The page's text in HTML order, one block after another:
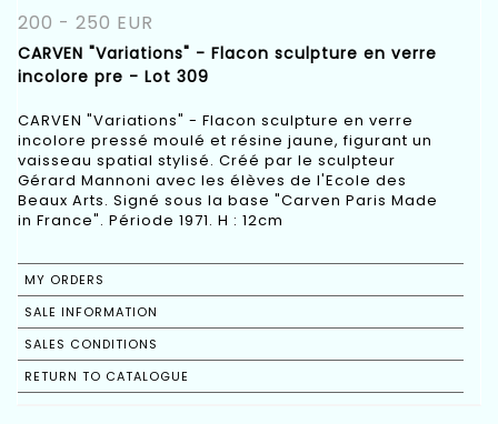
200 - 250 EUR
CARVEN "Variations" - Flacon sculpture en verre
incolore pre - Lot 309
CARVEN "Variations" - Flacon sculpture en verre
incolore pressé moulé et résine jaune, figurant un
vaisseau spatial stylisé. Créé par le sculpteur
Gérard Mannoni avec les élèves de l'Ecole des
Beaux Arts. Signé sous la base "Carven Paris Made
in France". Période 1971. H : 12cm
MY ORDERS
SALE INFORMATION
SALES CONDITIONS
RETURN TO CATALOGUE